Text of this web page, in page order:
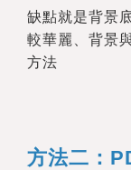
缺點就是背景
較華麗、背景
方法
方法二：